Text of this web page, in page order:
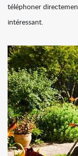
téléphoner
intéressant.